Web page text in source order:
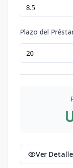
Plazo del
Ver